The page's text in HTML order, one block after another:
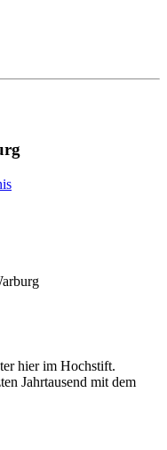
hier im Hochstift.
Jahrtausend mit dem